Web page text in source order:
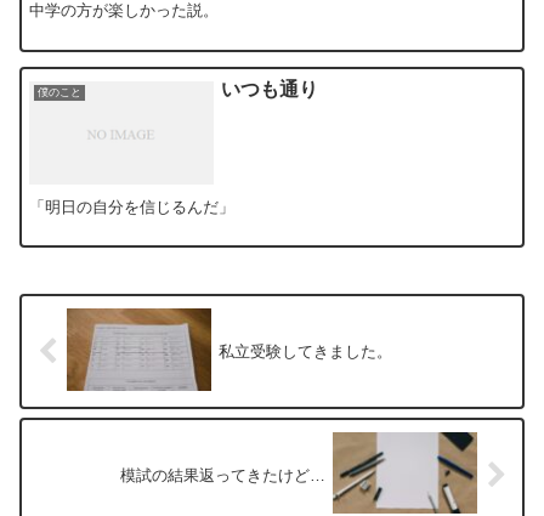
中学の方が楽しかった説。
僕のこと いつも通り
「明日の自分を信じるんだ」
私立受験してきました。
模試の結果返ってきたけど…